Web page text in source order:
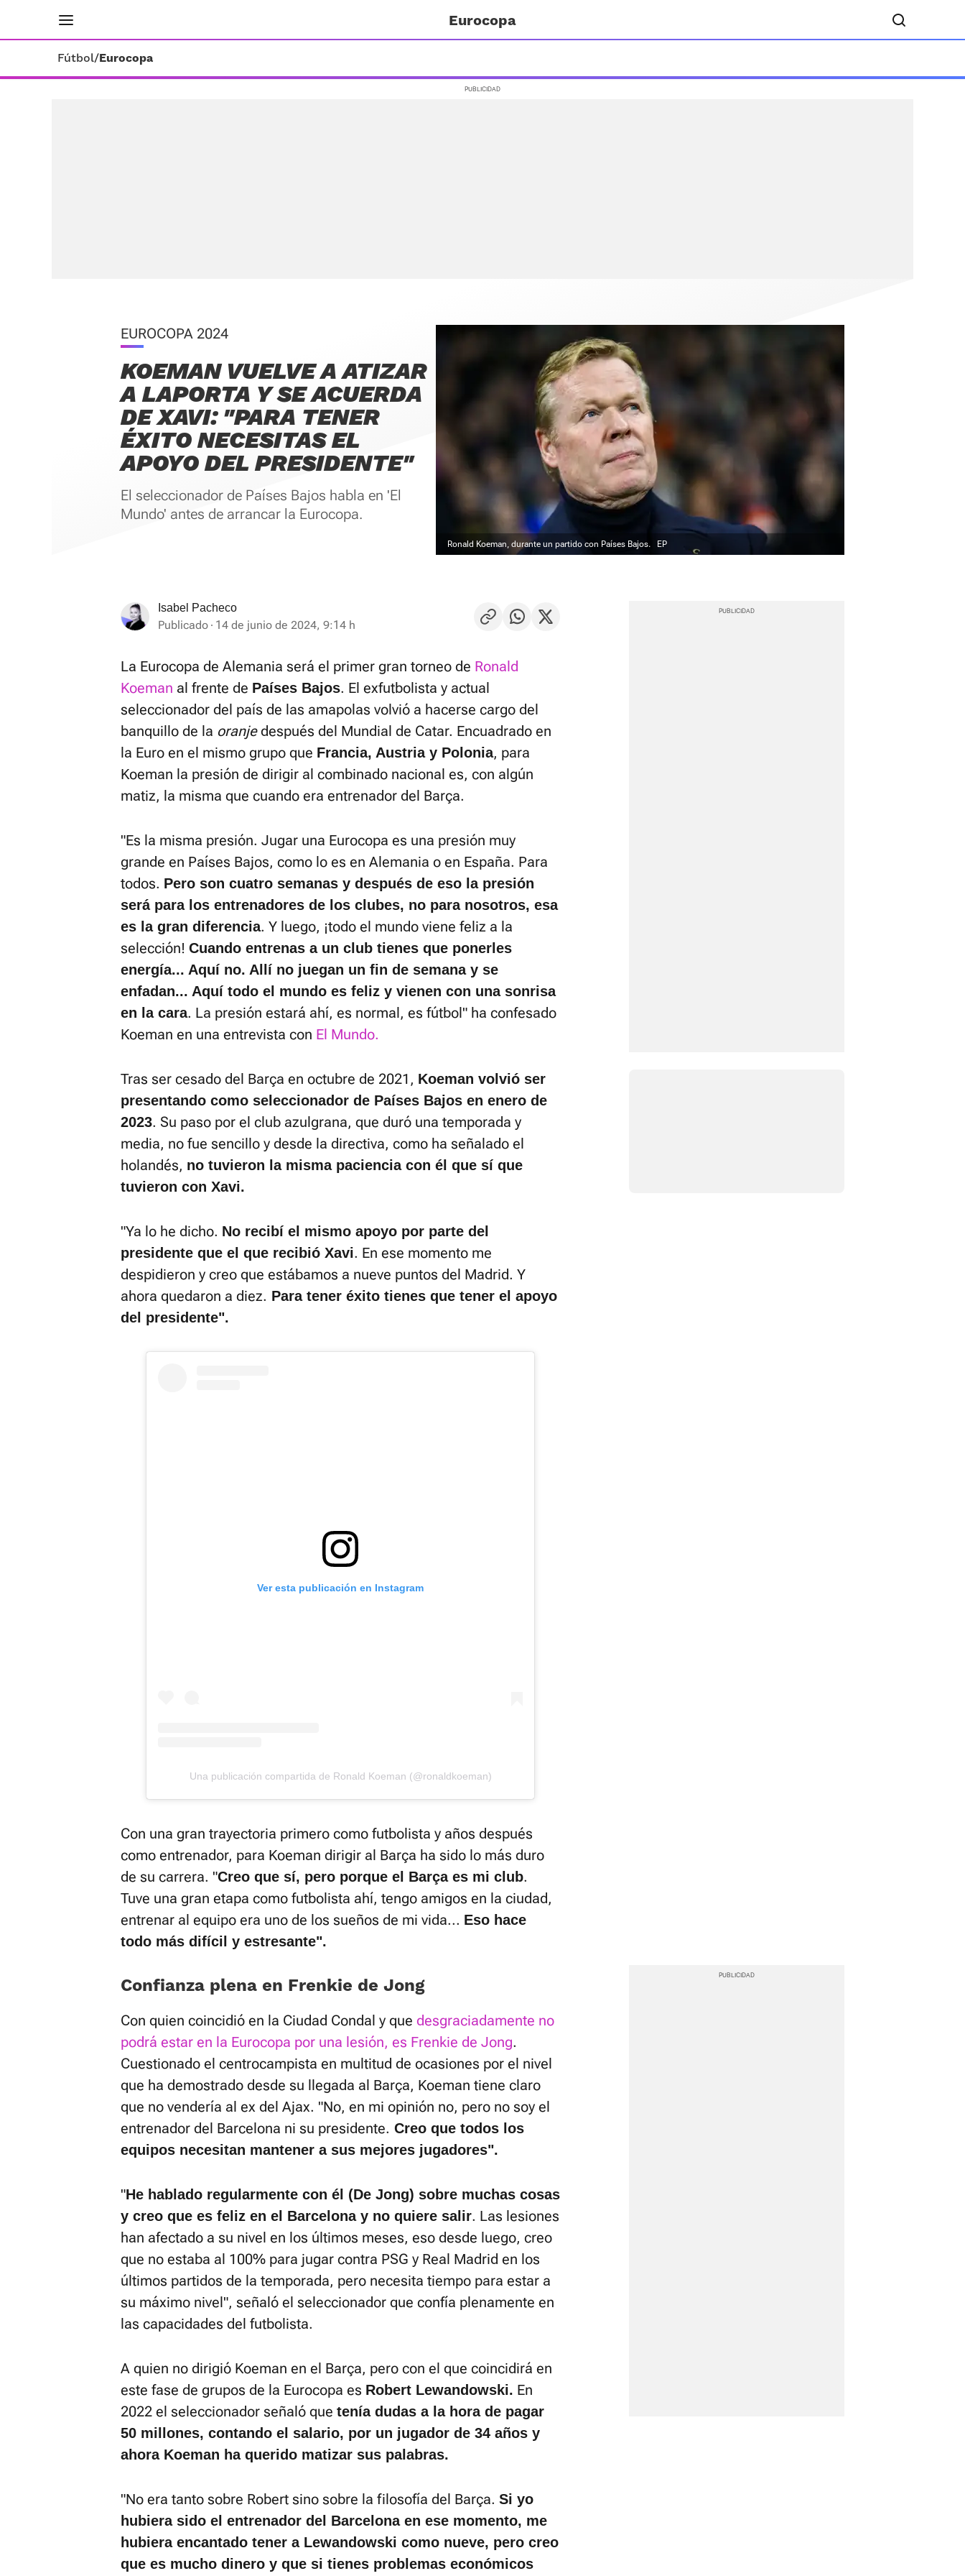
Eurocopa
Fútbol/Eurocopa
EUROCOPA 2024
KOEMAN VUELVE A ATIZAR
A LAPORTA Y SE ACUERDA
DE XAVI: "PARA TENER
ÉXITO NECESITAS EL
APOYO DEL PRESIDENTE"
El seleccionador de Países Bajos habla en 'El
Mundo' antes de arrancar la Eurocopa.
Ronald Koeman, durante un partido con Países Bajos. EP
Isabel Pacheco
Publicado 14 de junio de 2024, 9:14 h
La Eurocopa de Alemania será el primer gran torneo de Ronald
Koeman al frente de Países Bajos. El exfutbolista y actual
seleccionador del país de las amapolas volvió a hacerse cargo del
banquillo de la oranjedespués del Mundial de Catar. Encuadrado en
la Euro en el mismo grupo que Francia, Austria y Polonia, para
Koeman la presión de dirigir al combinado nacional es, con algún
matiz, la misma que cuando era entrenador del Barça.
"Es la misma presión. Jugar una Eurocopa es una presión muy
grande en Países Bajos, como lo es en Alemania o en España. Para
todos. Pero son cuatro semanas y después de eso la presión
será para los entrenadores de los clubes, no para nosotros, esa
es la gran diferencia. Y luego, ¡todo el mundo viene feliz a la
selección! Cuando entrenas a un club tienes que ponerles
energía... Aquí no. Allí no juegan un fin de semana y se
enfadan... Aquí todo el mundo es feliz y vienen con una sonrisa
en la cara. La presión estará ahí, es normal, es fútbol" ha confesado
Koeman en una entrevista con El Mundo.
Tras ser cesado del Barça en octubre de 2021, Koeman volvió ser
presentando como seleccionador de Países Bajos en enero de
2023. Su paso por el club azulgrana, que duró una temporada y
media, no fue sencillo y desde la directiva, como ha señalado el
holandés, no tuvieron la misma paciencia con él que sí que
tuvieron con Xavi.
"Ya lo he dicho. No recibí el mismo apoyo por parte del
presidente que el que recibió Xavi. En ese momento me
despidieron y creo que estábamos a nueve puntos del Madrid. Y
ahora quedaron a diez. Para tener éxito tienes que tener el apoyo
del presidente".
Ver esta publicación en Instagram
Una publicación compartida de Ronald Koeman (@ronaldkoeman)
Con una gran trayectoria primero como futbolista y años después
como entrenador, para Koeman dirigir al Barça ha sido lo más duro
de su carrera. "Creo que sí, pero porque el Barça es mi club.
Tuve una gran etapa como futbolista ahí, tengo amigos en la ciudad,
entrenar al equipo era uno de los sueños de mi vida... Eso hace
todo más difícil y estresante".
Confianza plena en Frenkie de Jong
Con quien coincidió en la Ciudad Condal y que desgraciadamente no
podrá estar en la Eurocopa por una lesión, es Frenkie de Jong.
Cuestionado el centrocampista en multitud de ocasiones por el nivel
que ha demostrado desde su llegada al Barça, Koeman tiene claro
que no vendería al ex del Ajax. "No, en mi opinión no, pero no soy el
entrenador del Barcelona ni su presidente. Creo que todos los
equipos necesitan mantener a sus mejores jugadores".
"He hablado regularmente con él (De Jong) sobre muchas cosas
y creo que es feliz en el Barcelona y no quiere salir. Las lesiones
han afectado a su nivel en los últimos meses, eso desde luego, creo
que no estaba al 100% para jugar contra PSG y Real Madrid en los
últimos partidos de la temporada, pero necesita tiempo para estar a
su máximo nivel", señaló el seleccionador que confía plenamente en
las capacidades del futbolista.
A quien no dirigió Koeman en el Barça, pero con el que coincidirá en
este fase de grupos de la Eurocopa es Robert Lewandowski. En
2022 el seleccionador señaló que tenía dudas a la hora de pagar
50 millones, contando el salario, por un jugador de 34 años y
ahora Koeman ha querido matizar sus palabras.
"No era tanto sobre Robert sino sobre la filosofía del Barça. Si yo
hubiera sido el entrenador del Barcelona en ese momento, me
hubiera encantado tener a Lewandowski como nueve, pero creo
que es mucho dinero y que si tienes problemas económicos